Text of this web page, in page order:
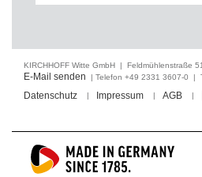
KIRCHHOFF Witte GmbH | Feldmühlenstraße
E-Mail senden | Telefon +49 2331 3607-0 |
Datenschutz Impressum AGB